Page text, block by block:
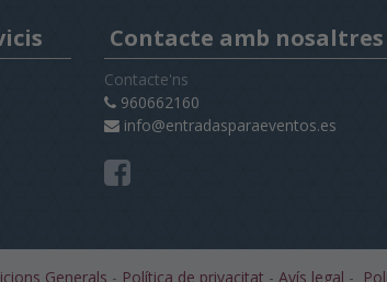
Contacte amb nosaltres
Contacte'ns
960662160
info@entradasparaeventos.es
Generals - Política de privacitat - Avís legal -